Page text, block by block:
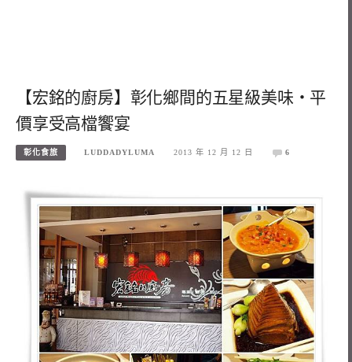
【宏銘的廚房】彰化鄉間的五星級美味‧平
價享受高檔饗宴
彰化食旅 LUDDADYLUMA 2013 年 12 月 12 日 6